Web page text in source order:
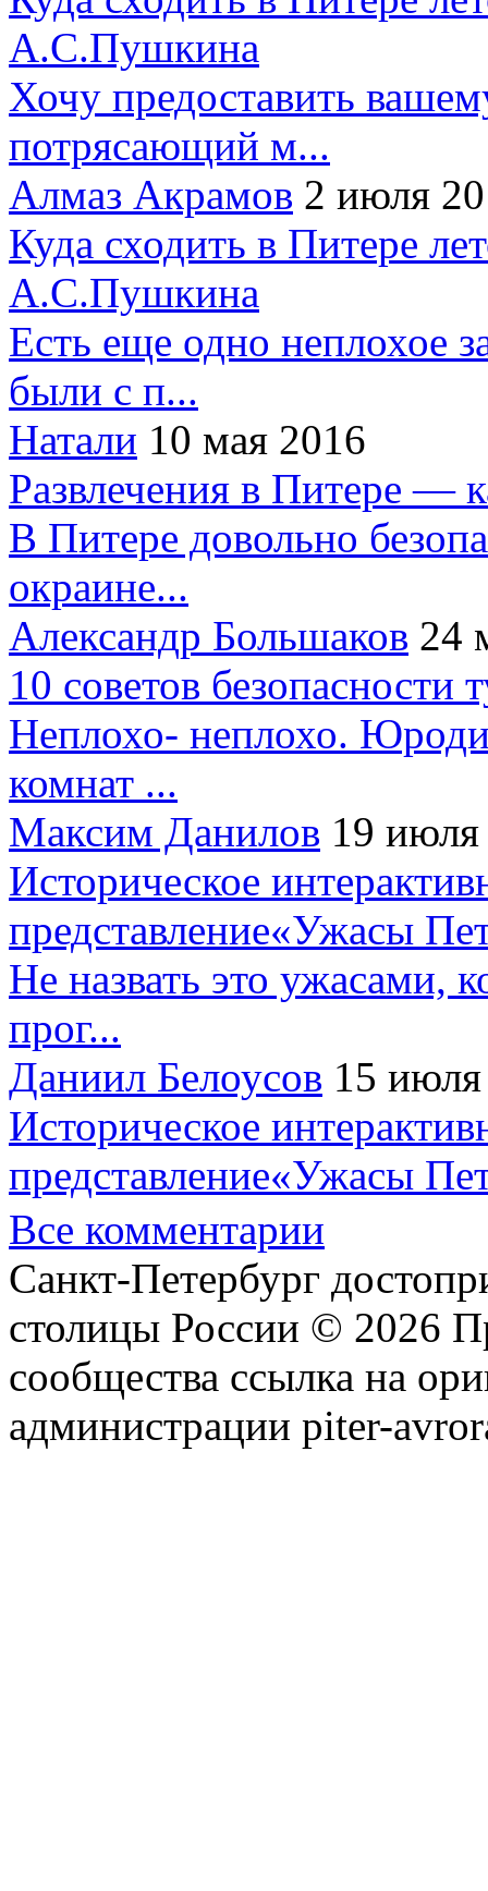
А.С.Пушкина
Хочу предоставить
потрясающий м...
Алмаз Акрамов 2 июля
Куда сходить в Питере
А.С.Пушкина
Есть еще одно неплохое
были с п...
Натали 10 мая 2016
Развлечения в Питере —
В Питере довольно
окраине...
Александр Большаков 24
10 советов безопасности
Неплохо- неплохо.
комнат ...
Максим Данилов 19
Историческое
представление«Ужасы
Не назвать это ужасами,
прог...
Даниил Белоусов 15
Историческое
представление«Ужасы
Все комментарии
Санкт-Петербург
столицы России © 2026
сообщества ссылка на
администрации piter-